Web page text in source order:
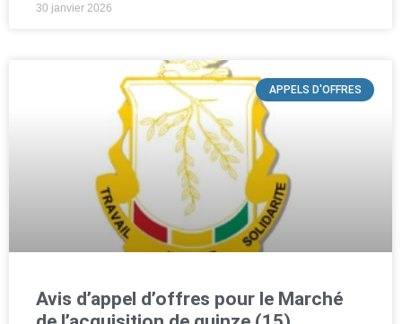
30 janvier 2026
APPELS D'OFFRES
Avis d’appel d’offres pour le Marché